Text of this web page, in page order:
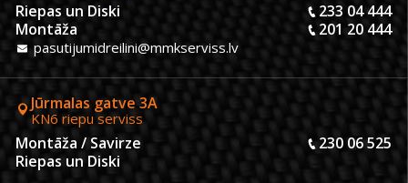
Riepas un Diski
233 04 444
Montāža
201 20 444
pasutijumidreilini@mmkserviss.lv
Jūrmalas gatve 3A
KN6 riepu serviss
Montāža / Savirze
230 06 525
Riepas un Diski